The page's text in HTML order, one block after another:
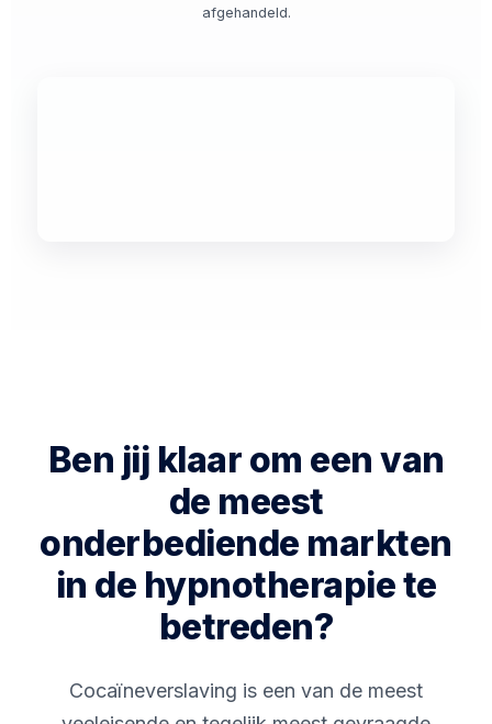
afgehandeld.
Ben jij klaar om een van
de meest
onderbediende markten
in de hypnotherapie te
betreden?
Cocaïneverslaving is een van de meest